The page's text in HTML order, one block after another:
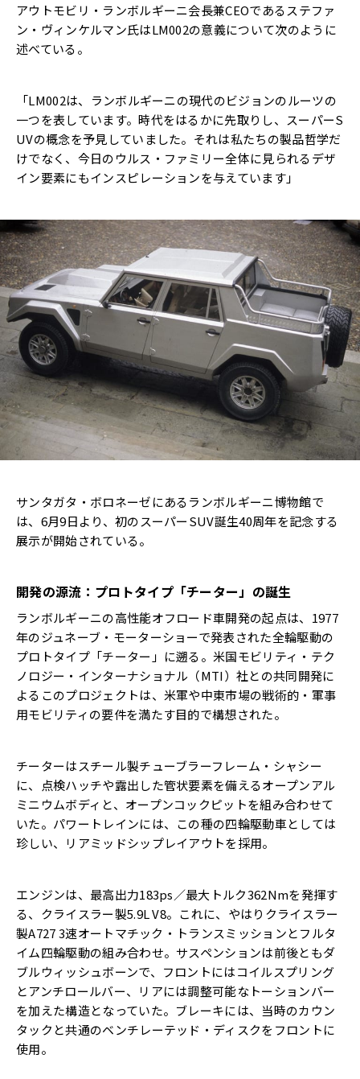
アウトモビリ・ランボルギーニ会長兼CEOであるステファ
ン・ヴィンケルマン氏はLM002の意義について次のように
述べている。
「LM002は、ランボルギーニの現代のビジョンのルーツの
一つを表しています。時代をはるかに先取りし、スーパーS
UVの概念を予見していました。それは私たちの製品哲学だ
けでなく、今日のウルス・ファミリー全体に見られるデザ
イン要素にもインスピレーションを与えています」
サンタガタ・ボロネーゼにあるランボルギーニ博物館で
は、6月9日より、初のスーパーSUV誕生40周年を記念する
展示が開始されている。
開発の源流：プロトタイプ「チーター」の誕生
ランボルギーニの高性能オフロード車開発の起点は、1977
年のジュネーブ・モーターショーで発表された全輪駆動の
プロトタイプ「チーター」に遡る。米国モビリティ・テク
ノロジー・インターナショナル（MTI）社との共同開発に
よるこのプロジェクトは、米軍や中東市場の戦術的・軍事
用モビリティの要件を満たす目的で構想された。
チーターはスチール製チューブラーフレーム・シャシー
に、点検ハッチや露出した管状要素を備えるオープンアル
ミニウムボディと、オープンコックピットを組み合わせて
いた。パワートレインには、この種の四輪駆動車としては
珍しい、リアミッドシップレイアウトを採用。
エンジンは、最高出力183ps／最大トルク362Nmを発揮す
る、クライスラー製5.9L V8。これに、やはりクライスラー
製A727 3速オートマチック・トランスミッションとフルタ
イム四輪駆動の組み合わせ。サスペンションは前後ともダ
ブルウィッシュボーンで、フロントにはコイルスプリング
とアンチロールバー、リアには調整可能なトーションバー
を加えた構造となっていた。ブレーキには、当時のカウン
タックと共通のベンチレーテッド・ディスクをフロントに
使用。